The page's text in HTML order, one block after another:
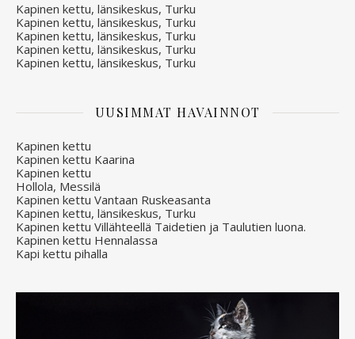
Kapinen kettu, länsikeskus, Turku
Kapinen kettu, länsikeskus, Turku
Kapinen kettu, länsikeskus, Turku
Kapinen kettu, länsikeskus, Turku
Kapinen kettu, länsikeskus, Turku
UUSIMMAT HAVAINNOT
Kapinen kettu
Kapinen kettu Kaarina
Kapinen kettu
Hollola, Messilä
Kapinen kettu Vantaan Ruskeasanta
Kapinen kettu, länsikeskus, Turku
Kapinen kettu Villähteellä Taidetien ja Taulutien luona.
Kapinen kettu Hennalassa
Kapi kettu pihalla